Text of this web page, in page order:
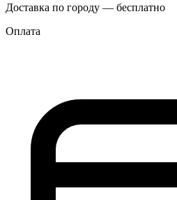
Доставка по городу — бесплатно
Оплата